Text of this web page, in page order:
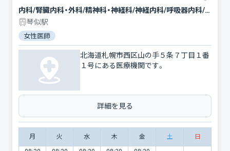
内科/腎臓内科・外科/精神科・神経科/神経内科/呼吸器内科/消化器科/循環器科/アレルギー科/リウマチ科/血液内科/小児科/外科/整形外科/脳神経外科/呼吸器外科/心臓血管外科/小児外科/皮膚科/形成外科/泌尿器科/婦人科/眼科/耳鼻咽喉科/リハビリテーション/放射線科/麻酔科/救急科/総合診療科/臨床検査・病理診断/歯科/緩和ケア
琴似駅
女性医師
北海道札幌市西区山の手５条７丁目１番
１号にある医療機関です。
詳細を見る
月 火 水 木 金 土 日